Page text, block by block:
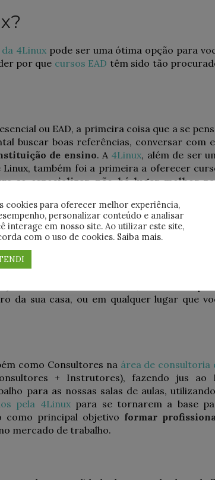
4Linuxpode ser uma ótima opção para
por que cursos EAD têm sido tão
ou EAD, a primeira coisa que a se
buscar boas referências, conversar com
de ensino. A 4Linux, além de ser
também foi a primeira a oferecer
se especializar, não há lugar melhor
já que significa que a empresa
principais preocupações. E um dos
entre aluno e instrutor, não mais
da sua casa, ou em qualquer lugar que
como Consultores na área de consultoria
+ Instrutores), fazendo jus ao
para as nossas salas de aulas,
pela 4Linuxpara se tornarem a base
principal objetivo formar
mercado de trabalho.
cookies para oferecer melhor experiência,
personalizar conteúdo e analisar
interage em nosso site. Ao utilizar este site,
com o uso de cookies. Saiba mais.